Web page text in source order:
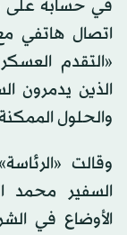
في حسابه على
اتصال هاتفي
«التقدم
الذين يدمرون
والحلول
وقالت
السفير محمد
الأوضاع في